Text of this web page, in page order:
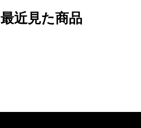
最近見た商品